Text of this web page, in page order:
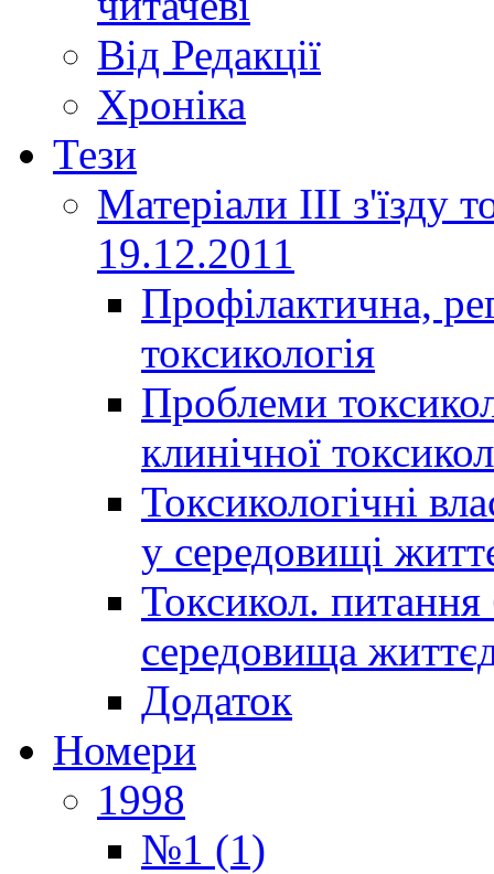
Від Редакції
Хроніка
Тези
Матеріали ІІІ з'їзду
19.12.2011
Профілактична,
токсикологія
Проблеми
клинічної
Токсикологічні
у середовищі
Токсикол. питання
середовища
Додаток
Номери
1998
№1 (1)